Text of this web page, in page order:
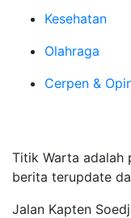
Kesehatan
Olahraga
Cerpen &
Titik Warta adalah
berita terupdate
Jalan Kapten